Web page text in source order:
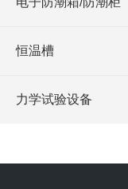
恒温槽
力学试验设备